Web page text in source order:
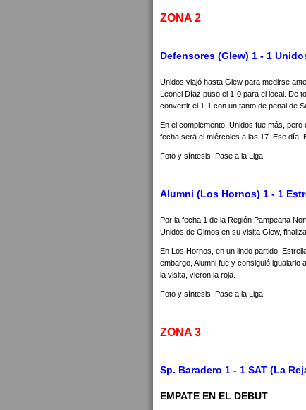
ZONA 2
Defensores (Glew) 1 - 1
Unidos viajó hasta Glew para medirse
Leonel Díaz puso el 1-0 para el local. De
convertir el 1-1 con un tanto de penal de
En el complemento, Unidos fue más,
fecha será el miércoles a las 17. Ese día,
Foto y síntesis: Pase a la Liga
Alumni (Los Hornos) 1 - 1
Por la fecha 1 de la Región Pampeana
Unidos de Olmos en su visita Glew,
En Los Hornos, en un lindo partido,
embargo, Alumni fue y consiguió igualarlo
la visita, vieron la roja.
Foto y síntesis: Pase a la Liga
ZONA 3
Sp. Baradero 1 - 1 SAT (La
EMPATE EN EL DEBUT